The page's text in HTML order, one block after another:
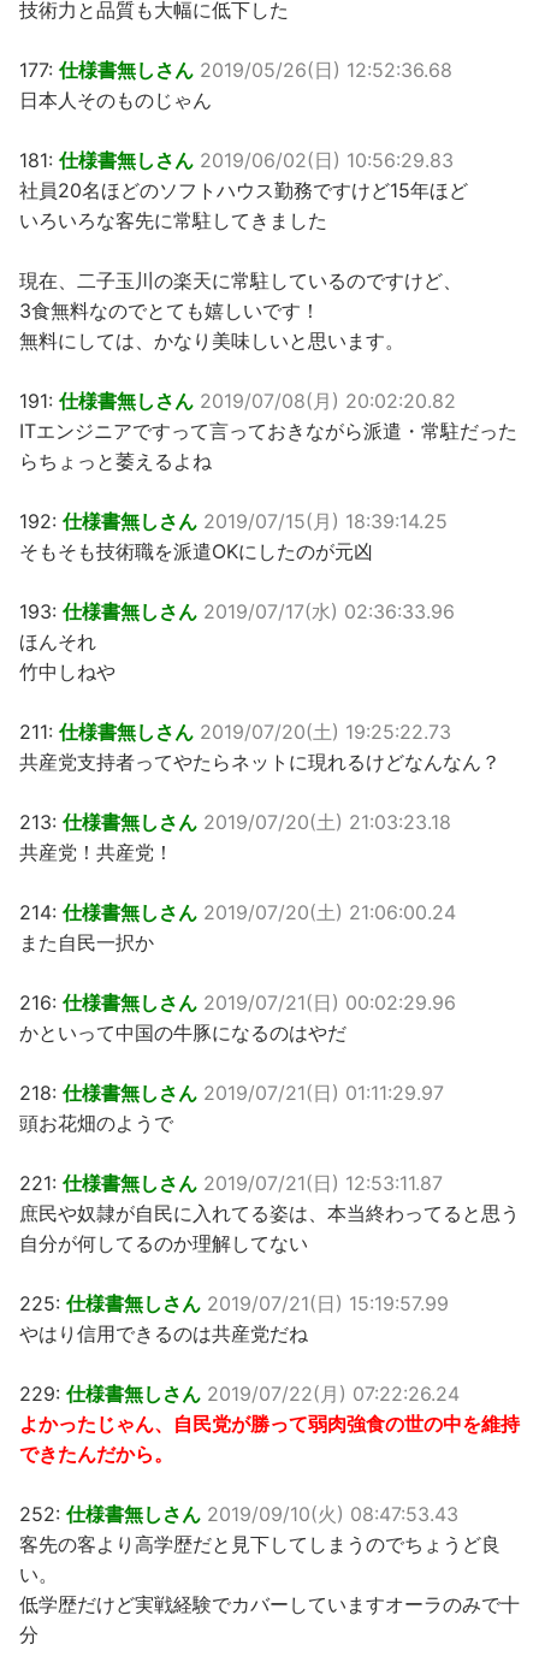
技術力と品質も大幅に低下した
177: 仕様書無しさん 2019/05/26(日) 12:52:36.68
日本人そのものじゃん
181: 仕様書無しさん 2019/06/02(日) 10:56:29.83
社員20名ほどのソフトハウス勤務ですけど15年ほど
いろいろな客先に常駐してきました
現在、二子玉川の楽天に常駐しているのですけど、
3食無料なのでとても嬉しいです！
無料にしては、かなり美味しいと思います。
191: 仕様書無しさん 2019/07/08(月) 20:02:20.82
ITエンジニアですって言っておきながら派遣・常駐だった
らちょっと萎えるよね
192: 仕様書無しさん 2019/07/15(月) 18:39:14.25
そもそも技術職を派遣OKにしたのが元凶
193: 仕様書無しさん 2019/07/17(水) 02:36:33.96
ほんそれ
竹中しねや
211: 仕様書無しさん 2019/07/20(土) 19:25:22.73
共産党支持者ってやたらネットに現れるけどなんなん？
213: 仕様書無しさん 2019/07/20(土) 21:03:23.18
共産党！共産党！
214: 仕様書無しさん 2019/07/20(土) 21:06:00.24
また自民一択か
216: 仕様書無しさん 2019/07/21(日) 00:02:29.96
かといって中国の牛豚になるのはやだ
218: 仕様書無しさん 2019/07/21(日) 01:11:29.97
頭お花畑のようで
221: 仕様書無しさん 2019/07/21(日) 12:53:11.87
庶民や奴隷が自民に入れてる姿は、本当終わってると思う
自分が何してるのか理解してない
225: 仕様書無しさん 2019/07/21(日) 15:19:57.99
やはり信用できるのは共産党だね
229: 仕様書無しさん 2019/07/22(月) 07:22:26.24
よかったじゃん、自民党が勝って弱肉強食の世の中を維持
できたんだから。
252: 仕様書無しさん 2019/09/10(火) 08:47:53.43
客先の客より高学歴だと見下してしまうのでちょうど良
い。
低学歴だけど実戦経験でカバーしていますオーラのみで十
分